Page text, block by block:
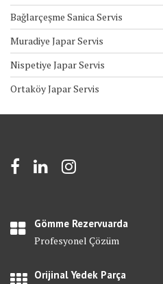
Bağlarçeşme Sanica Servis
Muradiye Japar Servis
Nispetiye Japar Servis
Ortaköy Japar Servis
Gömme Rezervuarda
Profesyonel Çözüm
Orijinal Yedek Parça